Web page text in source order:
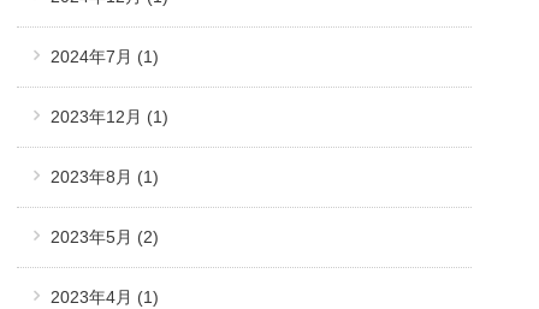
2024年7月 (1)
2023年12月 (1)
2023年8月 (1)
2023年5月 (2)
2023年4月 (1)